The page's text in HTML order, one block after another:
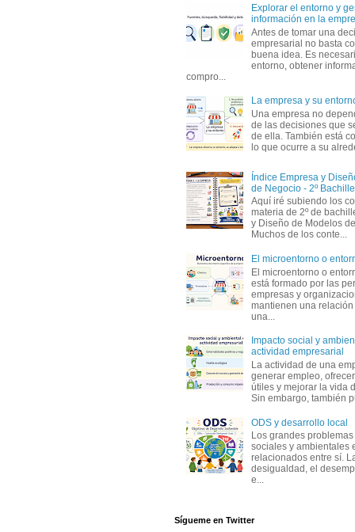
Explorar el entorno y
información en la
Antes de tomar una
empresarial no basta
buena idea. Es
entorno, obtener
compro...
La empresa y su
Una empresa no
de las decisiones que
de ella. También está
lo que ocurre a su
Índice Empresa y
de Negocio - 2º
Aquí iré subiendo los
materia de 2º de
y Diseño de Modelos
Muchos de los conte...
El microentorno o
El microentorno o
está formado por las
empresas y
mantienen una
una...
Impacto social y
actividad empresarial
La actividad de una
generar empleo,
útiles y mejorar la vida
Sin embargo, también
ODS y desarrollo local
Los grandes
sociales y ambientales
relacionados entre sí.
desigualdad, el
e...
Sígueme en Twitter